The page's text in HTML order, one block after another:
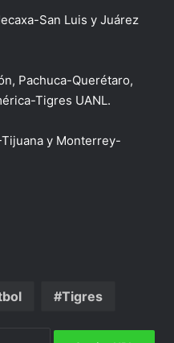
San Luis y Juárez
Pachuca-Querétaro,
Tigres UANL.
y Monterrey-
Tigres